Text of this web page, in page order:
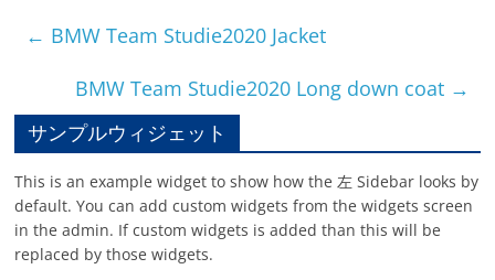
← BMW Team Studie2020 Jacket
BMW Team Studie2020 Long down coat →
サンプルウィジェット
This is an example widget to show how the 左 Sidebar looks by
default. You can add custom widgets from the widgets screen
in the admin. If custom widgets is added than this will be
replaced by those widgets.